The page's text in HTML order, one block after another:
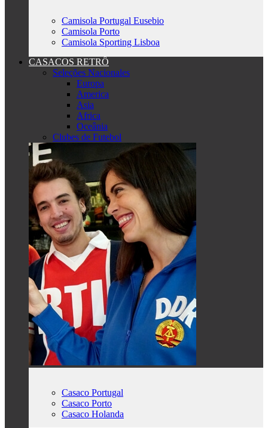
Camisola Portugal Eusebio
Camisola Porto
Camisola Sporting Lisboa
CASACOS RETRÔ
Seleções Nacionales
Europa
America
Asia
Africa
Oceânia
Clubes de Futebol
Casaco Portugal
Casaco Porto
Casaco Holanda